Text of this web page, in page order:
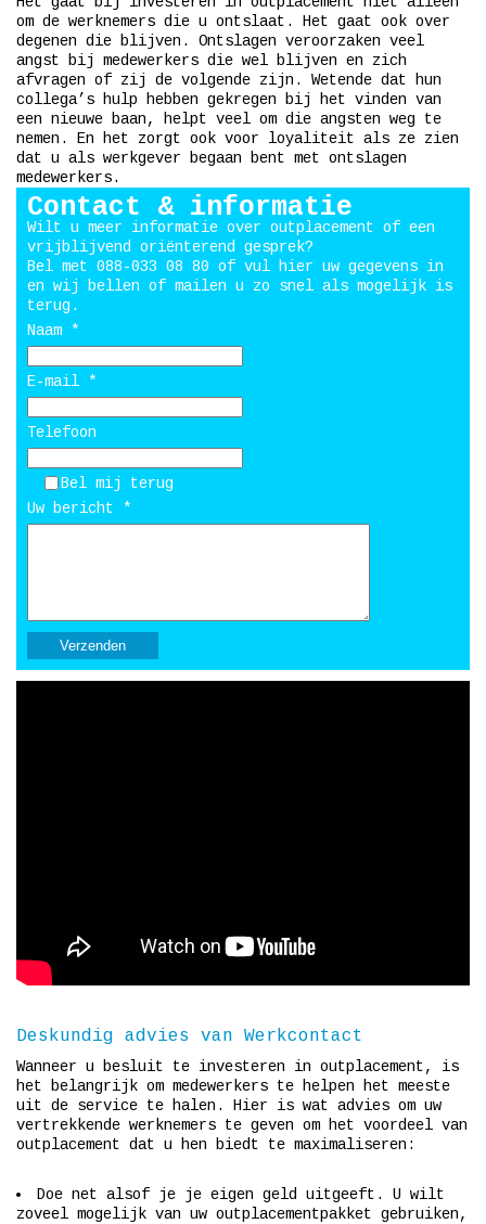
om de werknemers die u ontslaat. Het gaat ook over
degenen die blijven. Ontslagen veroorzaken veel
angst bij medewerkers die wel blijven en zich
afvragen of zij de volgende zijn. Wetende dat hun
collega’s hulp hebben gekregen bij het vinden van
een nieuwe baan, helpt veel om die angsten weg te
nemen. En het zorgt ook voor loyaliteit als ze zien
dat u als werkgever begaan bent met ontslagen
medewerkers.
Contact & informatie
Wilt u meer informatie over outplacement of een
vrijblijvend oriënterend gesprek?
Bel met 088-033 08 80 of vul hier uw gegevens in
en wij bellen of mailen u zo snel als mogelijk is
terug.
Naam *
E-mail *
Telefoon
Bel mij terug
Uw bericht *
Deskundig advies van Werkcontact
Wanneer u besluit te investeren in outplacement, is
het belangrijk om medewerkers te helpen het meeste
uit de service te halen. Hier is wat advies om uw
vertrekkende werknemers te geven om het voordeel van
outplacement dat u hen biedt te maximaliseren:
Doe net alsof je je eigen geld uitgeeft. U wilt
zoveel mogelijk van uw outplacementpakket gebruiken,